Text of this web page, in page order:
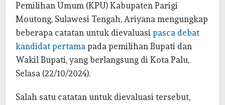
Pemilihan Umum (KPU) Kabupaten Parigi
Moutong, Sulawesi Tengah, Ariyana mengungkap
beberapa catatan untuk dievaluasi pasca debat
kandidat pertama pada pemilihan Bupati dan
Wakil Bupati, yang berlangsung di Kota Palu,
Selasa (22/10/2024).
Salah satu catatan untuk dievaluasi tersebut,